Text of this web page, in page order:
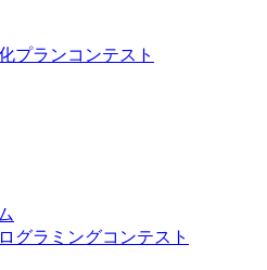
プランコンテスト
グラミングコンテスト